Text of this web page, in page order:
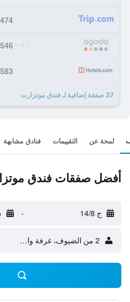
474 ﷼
546 ﷼
583 ﷼
37 صفقة إضافية لـ فندق موتزارت
لمحة عن التقييمات فنادق مشابهة
أفضل صفقات فندق
ج 14/8 -
2 من الضيوف، غرفة واحدة